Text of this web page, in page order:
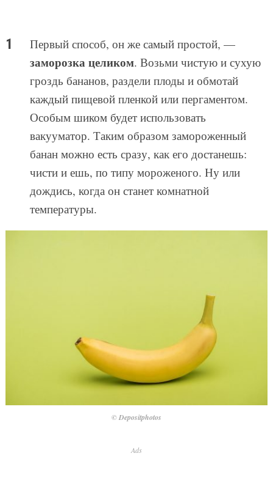
Первый способ, он же самый простой, —
заморозка целиком. Возьми чистую и сухую
гроздь бананов, раздели плоды и обмотай
каждый пищевой пленкой или пергаментом.
Особым шиком будет использовать
вакууматор. Таким образом замороженный
банан можно есть сразу, как его достанешь:
чисти и ешь, по типу мороженого. Ну или
дождись, когда он станет комнатной
температуры.
© Depositphotos
Ads